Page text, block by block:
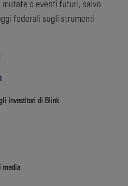
o eventi futuri, salvo
federali sugli strumenti
investitori di Blink
media